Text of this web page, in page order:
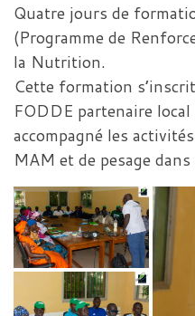
Quatre jours de
(Programme de
la Nutrition.
Cette formation
FODDE partenaire local
accompagné les
MAM et de pesage